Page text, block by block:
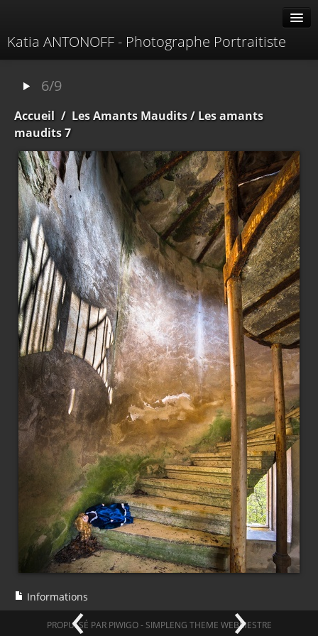
Katia ANTONOFF - Photographe Portraitiste
À propos
Contacter
6/9
Accueil / Les Amants Maudits/ Les amants
maudits 7
‹ ›
Informations
PROPULSÉ PAR PIWIGO- SIMPLENG THEME WEBMESTRE